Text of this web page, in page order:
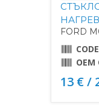
FORD
OEM
13 € /